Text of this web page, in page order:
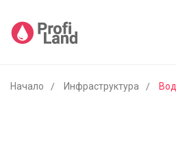
Начало Инфраструктура